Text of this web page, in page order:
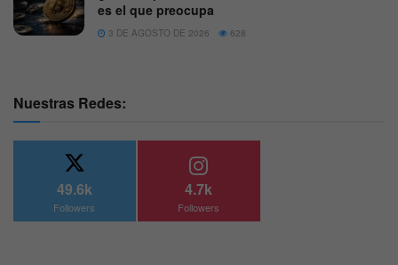
es el que preocupa
3 DE AGOSTO DE 2026 628
Nuestras Redes:
49.6k
Followers
4.7k
Followers